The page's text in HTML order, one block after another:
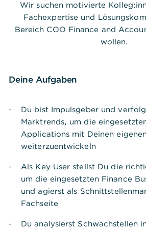
Wir suchen motivierte
Fachexpertise und
Bereich COO Finance and
wollen.
Deine Aufgaben
Du bist Impulsgeber und
Marktrends, um die
Applications mit Deinen
weiterzuentwickeln
Als Key User stellst Du die
um die eingesetzten Finance
und agierst als
Fachseite
Du analysierst Schwachstellen